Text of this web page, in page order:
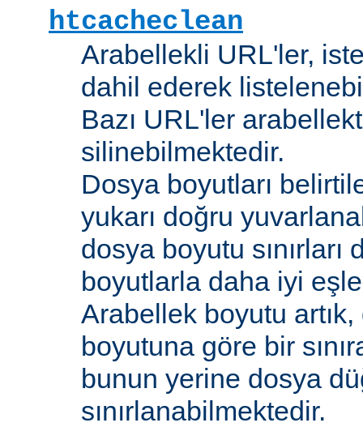
htcacheclean
Arabellekli URL'ler,
dahil ederek
Bazı URL'ler
silinebilmektedir.
Dosya boyutları
yukarı doğru
dosya boyutu sınırları
boyutlarla daha iyi
Arabellek boyutu
boyutuna göre bir
bunun yerine dosya
sınırlanabilmektedir.